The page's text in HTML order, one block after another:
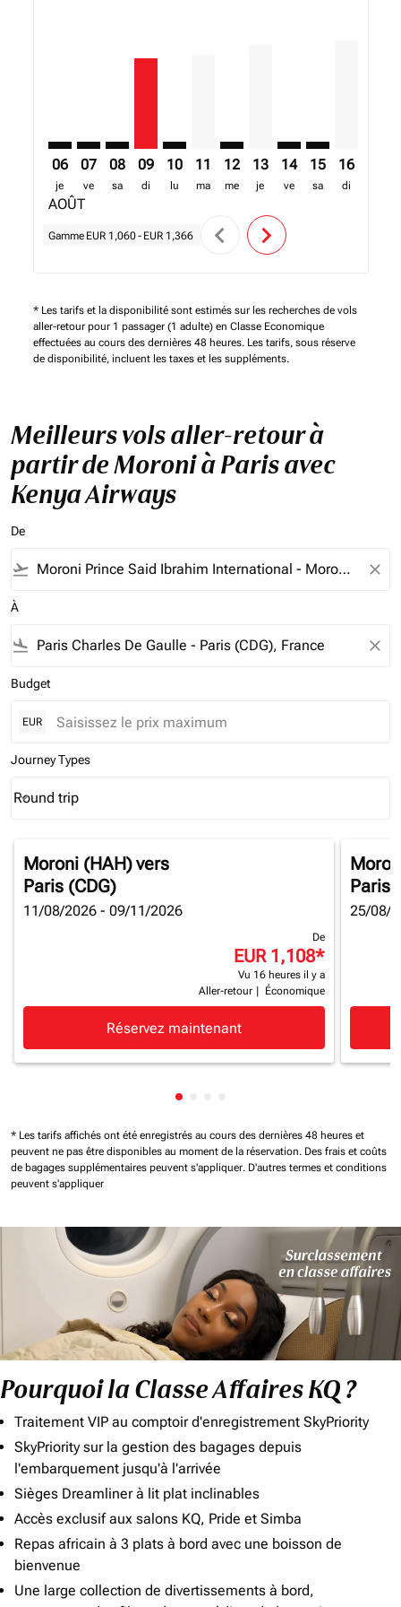
06
je
AOÛT
07
ve
08
sa
09
di
10
lu
11
ma
12
me
13
je
14
ve
15
sa
16
di
Gamme EUR 1,060- EUR 1,366 chevron_left chevron_right
* Les tarifs et la disponibilité sont estimés sur les recherches de vols
aller-retour pour 1 passager (1 adulte) en Classe Economique
effectuées au cours des dernières 48 heures. Les tarifs, sous réserve
de disponibilité, incluent les taxes et les suppléments.
Meilleurs vols aller-retour à
partir de Moroni à Paris avec
Kenya Airways
De
flight_takeoff close
À
flight_land close
Budget
EUR
Journey Types
Journey Types option Round trip Selected
Round trip
keyboard_arrow_down
Moroni (HAH)vers
Paris (CDG)
11/08/2026 - 09/11/2026
De
EUR 1,108*
Vu 16 heures il y a
Aller-retour
Économique
Réservez maintenant
Paris
25/08/
Affichage de cmp-pagination-
* Les tarifs affichés ont été enregistrés au cours des dernières 48 heures et
peuvent ne pas être disponibles au moment de la réservation. Des frais et coûts
de bagages supplémentaires peuvent s'appliquer. D'autres termes et conditions
peuvent s'appliquer
Pourquoi la Classe Affaires KQ ?
Traitement VIP au comptoir d'enregistrement SkyPriority
SkyPriority sur la gestion des bagages depuis
l'embarquement jusqu'à l'arrivée
Sièges Dreamliner à lit plat inclinables
Accès exclusif aux salons KQ, Pride et Simba
Repas africain à 3 plats à bord avec une boisson de
bienvenue
Une large collection de divertissements à bord,